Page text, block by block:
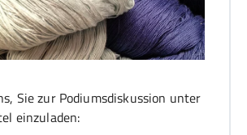
Sie zur Podiumsdiskussion unter
einzuladen: